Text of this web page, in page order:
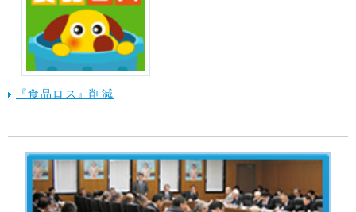
『食品ロス』削減